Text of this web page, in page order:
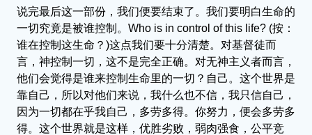
说完最后这一部份，我们便要结束了。我们要明白生命的
一切究竟是被谁控制。Who is in control of this life? (按：
谁在控制这生命？)这点我们要十分清楚。对基督徒而
言，神控制一切，这不是完全正确。对无神主义者而言，
他们会觉得是谁来控制生命里的一切？自己。这个世界是
靠自己，所以对他们来说，我什么也不信，我只信自己，
因为一切都在乎我自己，多劳多得。你努力，便会多劳多
得。这个世界就是这样，优胜劣败，弱肉强食，公平竞